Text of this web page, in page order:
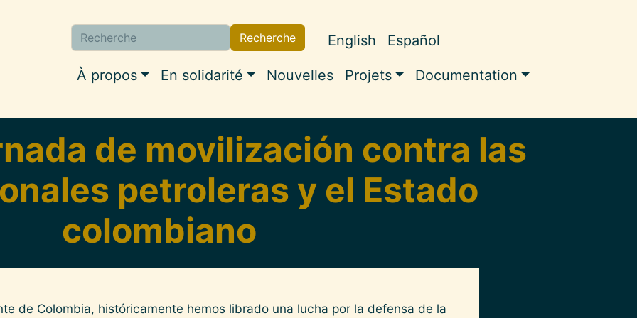
Navigation principale
À propos En solidarité Nouvelles Projets Documentation
Recherche English Español
de movilización contra las
petroleras y el Estado
colombiano
de Colombia, históricamente hemos librado una lucha por la defensa de la